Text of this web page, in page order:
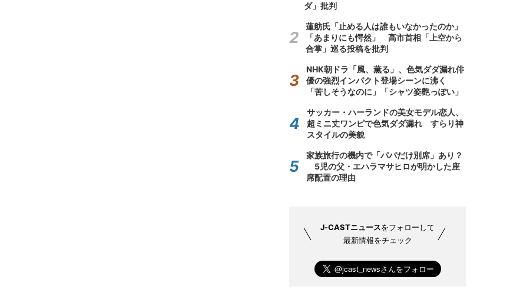
ダ」批判
蓮舫氏「止める人は誰もいなかったのか」
「あまりにも愕然」 高市首相「上空から
合掌」巡る投稿を批判
NHK朝ドラ「風、薫る」、色気ダダ漏れ俳
優の強烈インパクト登場シーンに沸く
「苦しそうなのに」「シャツ姿艶っぽい」
サッカー・ハーランドの美女モデル恋人、
超ミニ丈ワンピで色気ダダ漏れ すらり神
スタイルの美貌
家族旅行の機内で「パパだけ別席」あり？
5児の父・エハラマサヒロが明かした座
席配置の理由
J-CASTニュースをフォローして
最新情報をチェック